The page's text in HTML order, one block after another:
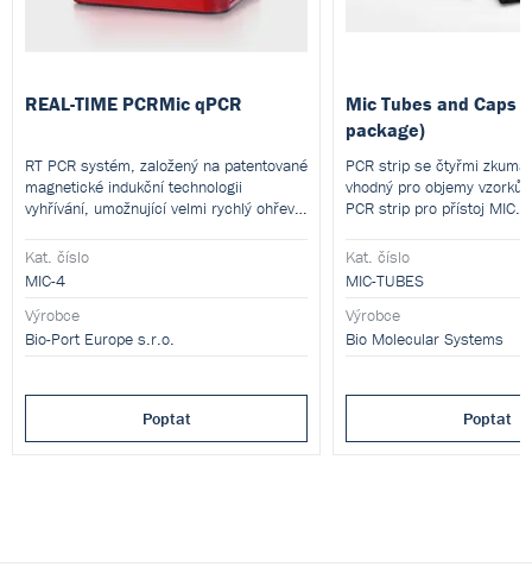
REAL-TIME PCRMic qPCR
RT PCR systém, založený na patentované
magnetické indukční technologii
vyhřívání, umožnující velmi rychlý ohřev:
Kat. číslo
MIC-4
Výrobce
Bio-Port Europe s.r.o.
Poptat
Mic Tubes and Caps
package)
PCR strip se čtyřmi
vhodný pro objemy vzorků
PCR strip pro přístoj MIC.
Kat. číslo
MIC-TUBES
Výrobce
Bio Molecular Systems
Poptat